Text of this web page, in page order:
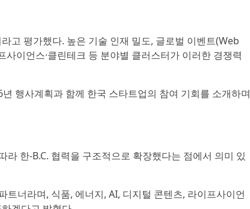
고 평가했다. 높은 기술 인재 밀도, 글로벌 이벤트(Web
이언스·클린테크 등 분야별 클러스터가 이러한 경쟁력
행사계획과 함께 한국 스타트업의 참여 기회를 소개하며
한-B.C. 협력을 구조적으로 확장했다는 점에서 의미 있
트너라며, 식품, 에너지, AI, 디지털 콘텐츠, 라이프사이언